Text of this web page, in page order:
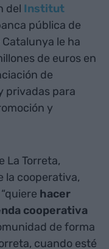
del Institut
pública de
le ha
de euros en
de
privadas para
y
La Torreta,
la cooperativa,
hacer
cooperativa
de forma
cuando esté